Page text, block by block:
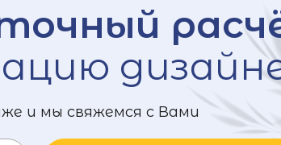
и мы свяжемся с Вами